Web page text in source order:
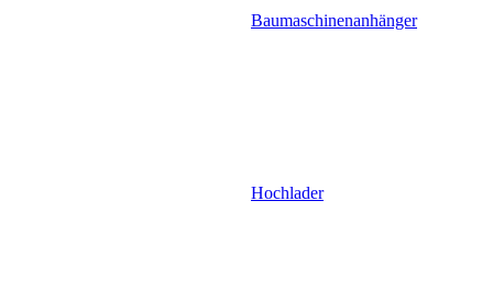
Baumaschinenanhänger
Hochlader